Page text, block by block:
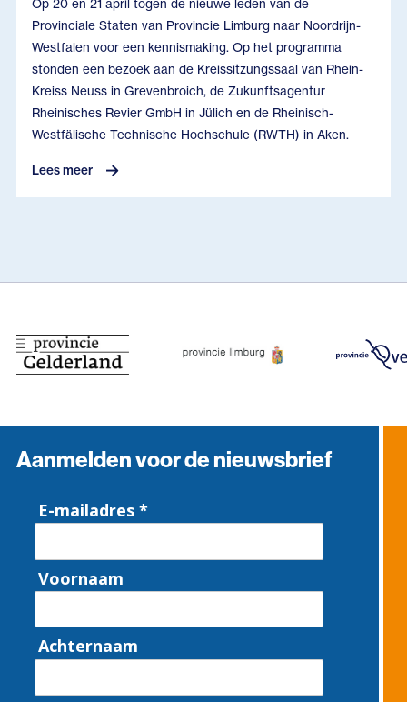
Op 20 en 21 april togen de nieuwe leden van de
Provinciale Staten van Provincie Limburg naar Noordrijn-
Westfalen voor een kennismaking. Op het programma
stonden een bezoek aan de Kreissitzungssaal van Rhein-
Kreiss Neuss in Grevenbroich, de Zukunftsagentur
Rheinisches Revier GmbH in Jülich en de Rheinisch-
Westfälische Technische Hochschule (RWTH) in Aken.
Lees meer
Aanmelden voor de nieuwsbrief
E-mailadres *
Voornaam
Achternaam